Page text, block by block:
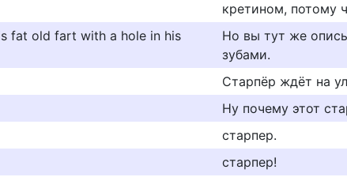
кретином, потому
fat old fart with a hole in his
Но вы тут же
зубами.
Старпёр ждёт на
Ну почему этот
старпер.
старпер!